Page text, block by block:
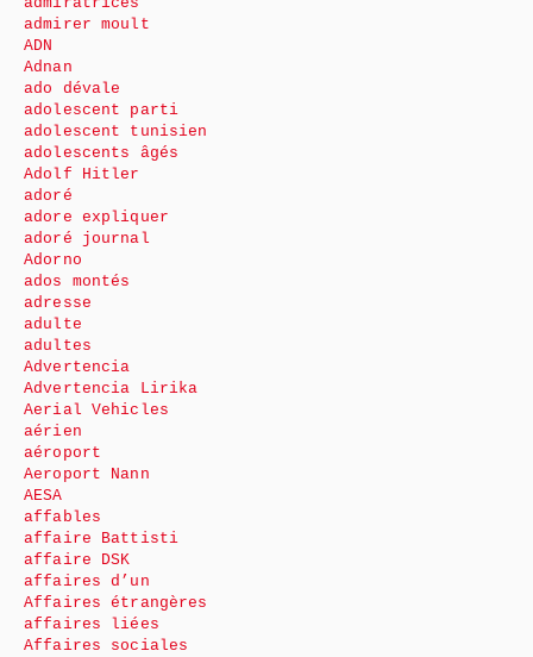
admirer moult
ADN
Adnan
ado dévale
adolescent parti
adolescent tunisien
adolescents âgés
Adolf Hitler
adoré
adore expliquer
adoré journal
Adorno
ados montés
adresse
adulte
adultes
Advertencia
Advertencia Lirika
Aerial Vehicles
aérien
aéroport
Aeroport Nann
AESA
affables
affaire Battisti
affaire DSK
affaires d’un
Affaires étrangères
affaires liées
Affaires sociales